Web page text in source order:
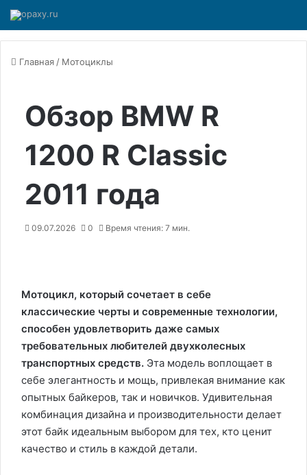
Главная / Мотоциклы
Обзор BMW R
1200 R Classic
2011 года
09.07.2026 0 Время чтения: 7 мин.
Мотоцикл, который сочетает в себе
классические черты и современные технологии,
способен удовлетворить даже самых
требовательных любителей двухколесных
транспортных средств. Эта модель воплощает в
себе элегантность и мощь, привлекая внимание как
опытных байкеров, так и новичков. Удивительная
комбинация дизайна и производительности делает
этот байк идеальным выбором для тех, кто ценит
качество и стиль в каждой детали.